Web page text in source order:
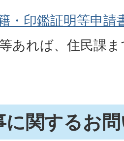
・印鑑証明等申請
あれば、住民課
に関するお